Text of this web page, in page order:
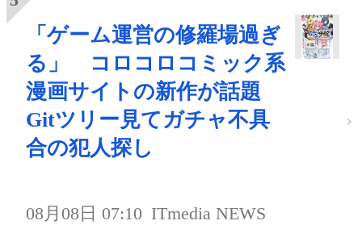
「ゲーム運営の修羅場過ぎ
る」 コロコロコミック系
漫画サイトの新作が話題
Gitツリー見てガチャ不具
合の犯人探し
08月08日 07:10 ITmedia NEWS